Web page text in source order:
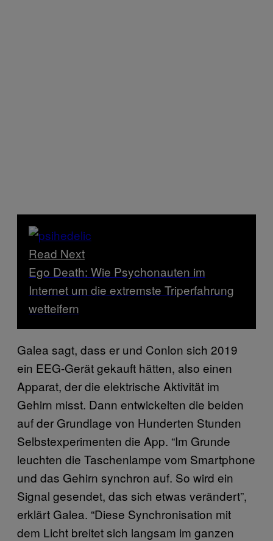
Read Next
Ego Death: Wie Psychonauten im
Internet um die extremste Triperfahrung
wetteifern
Galea sagt, dass er und Conlon sich 2019
ein EEG-Gerät gekauft hätten, also einen
Apparat, der die elektrische Aktivität im
Gehirn misst. Dann entwickelten die beiden
auf der Grundlage von Hunderten Stunden
Selbstexperimenten die App. “Im Grunde
leuchten die Taschenlampe vom Smartphone
und das Gehirn synchron auf. So wird ein
Signal gesendet, das sich etwas verändert”,
erklärt Galea. “Diese Synchronisation mit
dem Licht breitet sich langsam im ganzen